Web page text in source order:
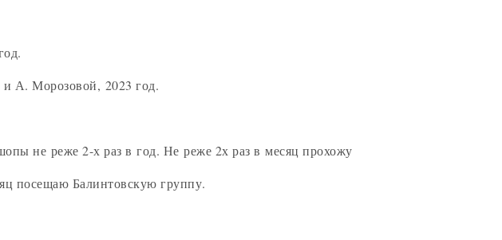
А. Морозовой, 2023 год.
не реже 2-х раз в год. Не реже 2х раз в месяц прохожу
посещаю Балинтовскую группу.